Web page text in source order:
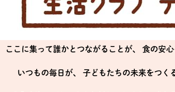
ここに集って誰かとつながることが、 食の安心
いつもの毎日が、 子どもたちの未来をつく